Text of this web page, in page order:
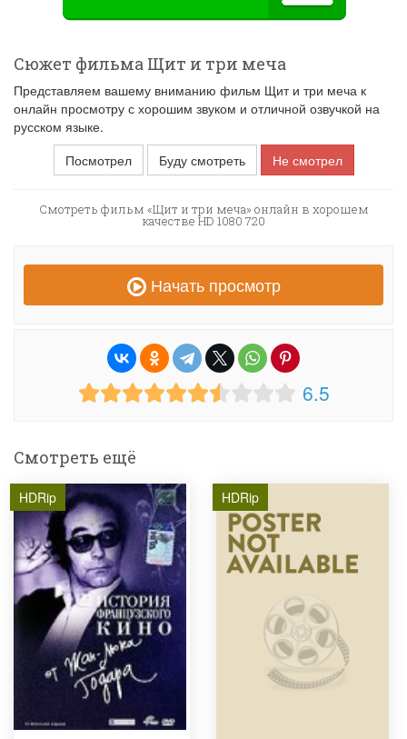
Сюжет фильма Щит и три меча
Представляем вашему вниманию фильм Щит и три меча к
онлайн просмотру с хорошим звуком и отличной озвучкой на
русском языке.
Посмотрел
Буду смотреть Не смотрел
Смотреть фильм «Щит и три меча» онлайн в хорошем
качестве HD 1080 720
Начать просмотр
6.5
Смотреть ещё
HDRip HDRip